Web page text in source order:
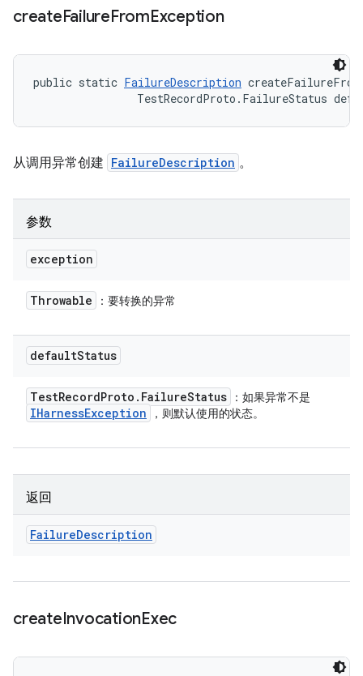
createFailureFromException
public static FailureDescription
TestRecordProto.FailureStatus
从调用异常创建 FailureDescription 。
参数
exception
Throwable ：要转换的异常
defaultStatus
TestRecordProto . FailureStatus ：如果异常不是
IHarnessException ，则默认使用的状态。
返回
FailureDescription
createInvocationExec